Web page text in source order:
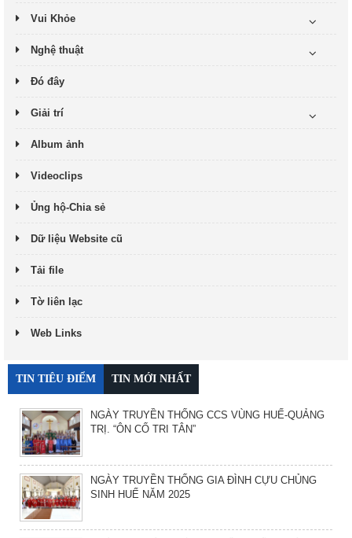
Vui Khỏe
Nghệ thuật
Đó đây
Giải trí
Album ảnh
Videoclips
Ủng hộ-Chia sẻ
Dữ liệu Website cũ
Tải file
Tờ liên lạc
Web Links
TIN TIÊU ĐIỂM TIN MỚI NHẤT
NGÀY TRUYỀN THỐNG CCS VÙNG HUẾ-QUẢNG
TRỊ. “ÔN CỐ TRI TÂN”
NGÀY TRUYỀN THỐNG GIA ĐÌNH CỰU CHỦNG
SINH HUẾ NĂM 2025